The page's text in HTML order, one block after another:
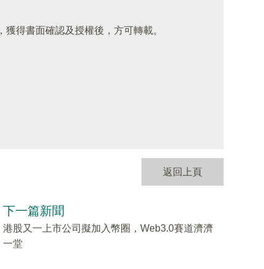
，獲得書面確認及授權後，方可轉載。
返回上頁
下一篇新聞
港股又一上市公司擬加入幣圈，Web3.0賽道濟濟
一堂